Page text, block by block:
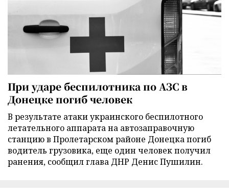
При ударе беспилотника по АЗС в
Донецке погиб человек
В результате атаки украинского беспилотного
летательного аппарата на автозаправочную
станцию в Пролетарском районе Донецка погиб
водитель грузовика, еще один человек получил
ранения, сообщил глава ДНР Денис Пушилин.